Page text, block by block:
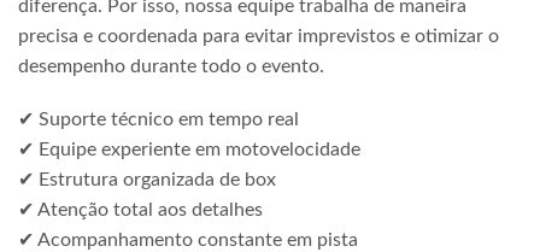
diferença. Por isso, nossa equipe trabalha de maneira
precisa e coordenada para evitar imprevistos e otimizar o
desempenho durante todo o evento.
✔ Suporte técnico em tempo real
✔ Equipe experiente em motovelocidade
✔ Estrutura organizada de box
✔ Atenção total aos detalhes
✔ Acompanhamento constante em pista